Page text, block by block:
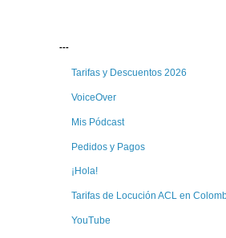
---
Tarifas y Descuentos 2026
VoiceOver
Mis Pódcast
Pedidos y Pagos
¡Hola!
Tarifas de Locución ACL en
YouTube